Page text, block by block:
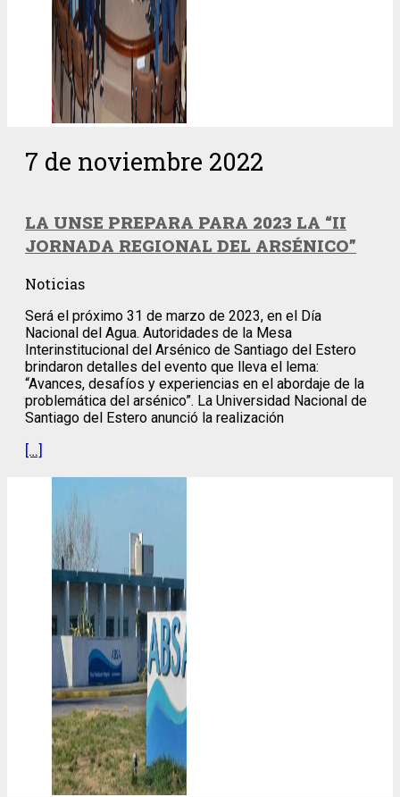
7 de noviembre 2022
LA UNSE PREPARA PARA 2023 LA “II
JORNADA REGIONAL DEL ARSÉNICO”
Noticias
Será el próximo 31 de marzo de 2023, en el Día
Nacional del Agua. Autoridades de la Mesa
Interinstitucional del Arsénico de Santiago del Estero
brindaron detalles del evento que lleva el lema:
“Avances, desafíos y experiencias en el abordaje de la
problemática del arsénico”. La Universidad Nacional de
Santiago del Estero anunció la realización
[…]